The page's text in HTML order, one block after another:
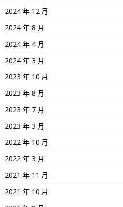
2024 年 12 月
2024 年 8 月
2024 年 4 月
2024 年 3 月
2023 年 10 月
2023 年 8 月
2023 年 7 月
2023 年 3 月
2022 年 10 月
2022 年 3 月
2021 年 11 月
2021 年 10 月